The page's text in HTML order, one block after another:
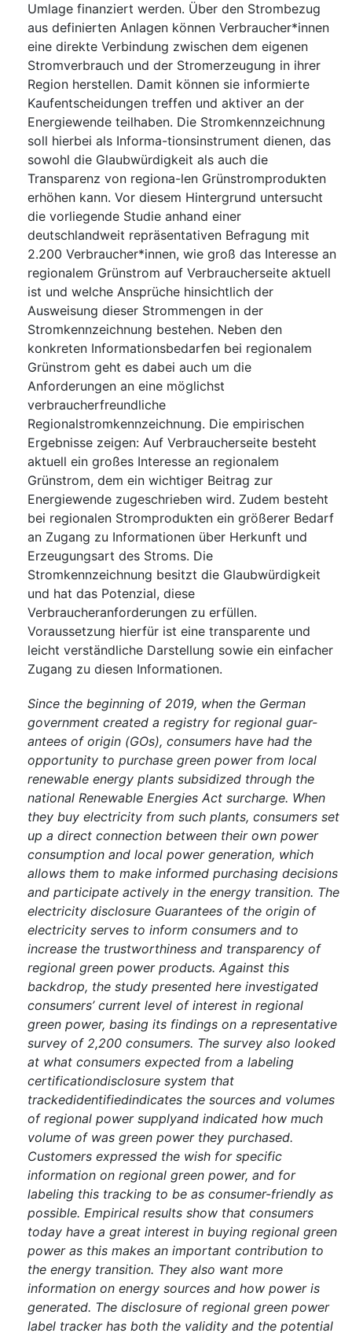
Umlage finanziert werden. Über den Strombezug
aus definierten Anlagen können Verbraucher*innen
eine direkte Verbindung zwischen dem eigenen
Stromverbrauch und der Stromerzeugung in ihrer
Region herstellen. Damit können sie informierte
Kaufentscheidungen treffen und aktiver an der
Energiewende teilhaben. Die Stromkennzeichnung
soll hierbei als Informa-tionsinstrument dienen, das
sowohl die Glaubwürdigkeit als auch die
Transparenz von regiona-len Grünstromprodukten
erhöhen kann. Vor diesem Hintergrund untersucht
die vorliegende Studie anhand einer
deutschlandweit repräsentativen Befragung mit
2.200 Verbraucher*innen, wie groß das Interesse an
regionalem Grünstrom auf Verbraucherseite aktuell
ist und welche Ansprüche hinsichtlich der
Ausweisung dieser Strommengen in der
Stromkennzeichnung bestehen. Neben den
konkreten Informationsbedarfen bei regionalem
Grünstrom geht es dabei auch um die
Anforderungen an eine möglichst
verbraucherfreundliche
Regionalstromkennzeichnung. Die empirischen
Ergebnisse zeigen: Auf Verbraucherseite besteht
aktuell ein großes Interesse an regionalem
Grünstrom, dem ein wichtiger Beitrag zur
Energiewende zugeschrieben wird. Zudem besteht
bei regionalen Stromprodukten ein größerer Bedarf
an Zugang zu Informationen über Herkunft und
Erzeugungsart des Stroms. Die
Stromkennzeichnung besitzt die Glaubwürdigkeit
und hat das Potenzial, diese
Verbraucheranforderungen zu erfüllen.
Voraussetzung hierfür ist eine transparente und
leicht verständliche Darstellung sowie ein einfacher
Zugang zu diesen Informationen.
Since the beginning of 2019, when the German
government created a registry for regional guar-
antees of origin (GOs), consumers have had the
opportunity to purchase green power from local
renewable energy plants subsidized through the
national Renewable Energies Act surcharge. When
they buy electricity from such plants, consumers set
up a direct connection between their own power
consumption and local power generation, which
allows them to make informed purchasing decisions
and participate actively in the energy transition. The
electricity disclosure Guarantees of the origin of
electricity serves to inform consumers and to
increase the trustworthiness and transparency of
regional green power products. Against this
backdrop, the study presented here investigated
consumers’ current level of interest in regional
green power, basing its findings on a representative
survey of 2,200 consumers. The survey also looked
at what consumers expected from a labeling
certificationdisclosure system that
trackedidentifiedindicates the sources and volumes
of regional power supplyand indicated how much
volume of was green power they purchased.
Customers expressed the wish for specific
information on regional green power, and for
labeling this tracking to be as consumer-friendly as
possible. Empirical results show that consumers
today have a great interest in buying regional green
power as this makes an important contribution to
the energy transition. They also want more
information on energy sources and how power is
generated. The disclosure of regional green power
label tracker has both the validity and the potential